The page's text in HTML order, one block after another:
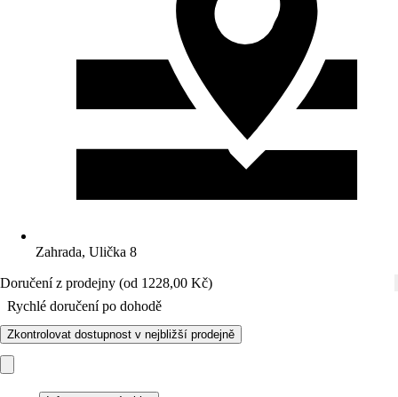
Zahrada, Ulička 8
Doručení z prodejny (od 1228,00 Kč)
Rychlé doručení po dohodě
Zkontrolovat dostupnost v nejbližší prodejně